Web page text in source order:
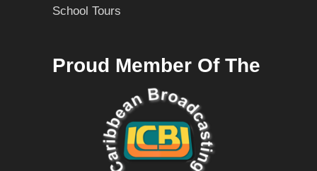
School Tours
Proud Member Of The